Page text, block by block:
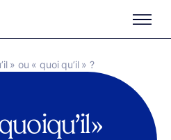
» ou « quoi qu’il » ?
»